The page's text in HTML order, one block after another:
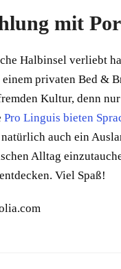
mit
Halbinsel verliebt
privaten Bed &
Kultur, denn
Pro Linguis bieten
auch ein
Alltag
Viel Spaß!